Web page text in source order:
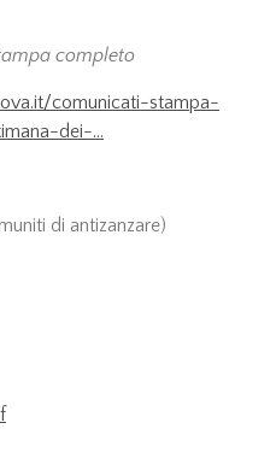
completo
comunicati-stampa-
dei-...
di antizanzare)